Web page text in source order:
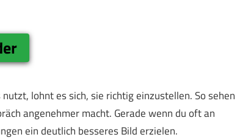
lohnt es sich, sie richtig einzustellen. So sehen
angenehmer macht. Gerade wenn du oft an
ein deutlich besseres Bild erzielen.